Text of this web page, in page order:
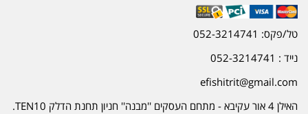
טל/פקס: 052-3214741
נייד : 052-3214741
efishitrit@gmail.com
האילן 4 אור עקיבא - מתחם העסקים ''מבנה'' חניון תחנת הדלק TEN10.